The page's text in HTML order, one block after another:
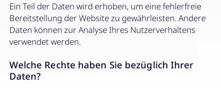
Ein Teil der Daten wird erhoben, um eine fehlerfreie
Bereitstellung der Website zu gewährleisten. Andere
Daten können zur Analyse Ihres Nutzerverhaltens
verwendet werden.
Welche Rechte haben Sie bezüglich Ihrer
Daten?